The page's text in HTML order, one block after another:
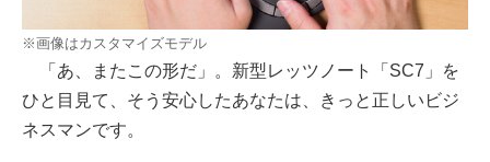
※画像はカスタマイズモデル
「あ、またこの形だ」。新型レッツノート「SC7」を
ひと目見て、そう安心したあなたは、きっと正しいビジ
ネスマンです。